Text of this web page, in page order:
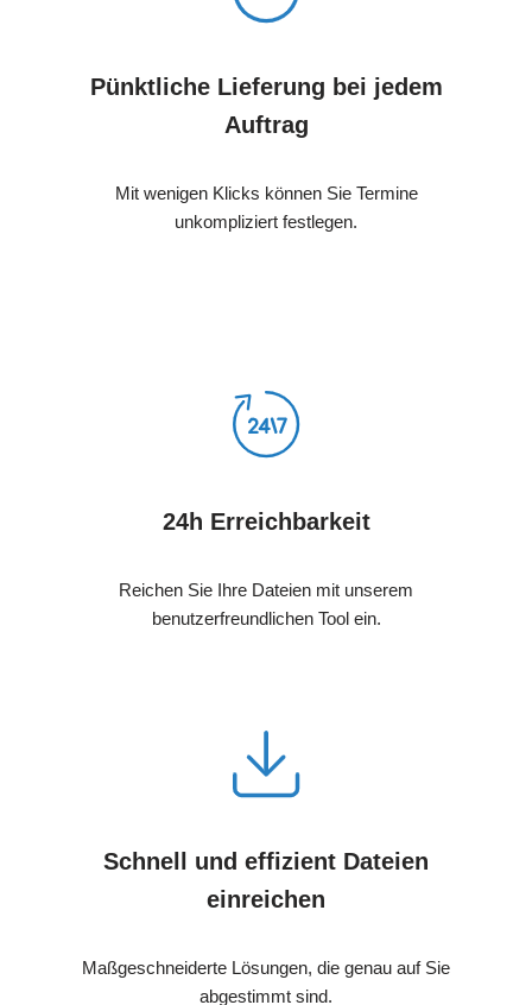
Pünktliche Lieferung bei jedem
Auftrag
Mit wenigen Klicks können Sie Termine
unkompliziert festlegen.
24h Erreichbarkeit
Reichen Sie Ihre Dateien mit unserem
benutzerfreundlichen Tool ein.
Schnell und effizient Dateien
einreichen
Maßgeschneiderte Lösungen, die genau auf Sie
abgestimmt sind.